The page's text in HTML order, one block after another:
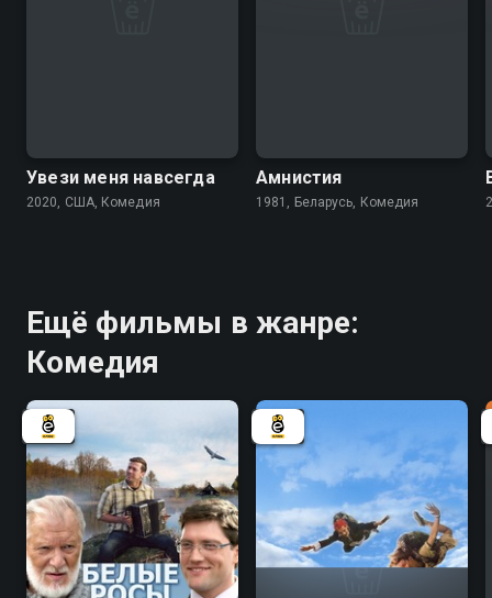
Увези меня навсегда
2020, США, Комедия
Амнистия
1981, Беларусь, Комедия
Ещё фильмы в жанре:
Комедия